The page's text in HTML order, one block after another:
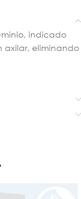
indicado
axilar, eliminando